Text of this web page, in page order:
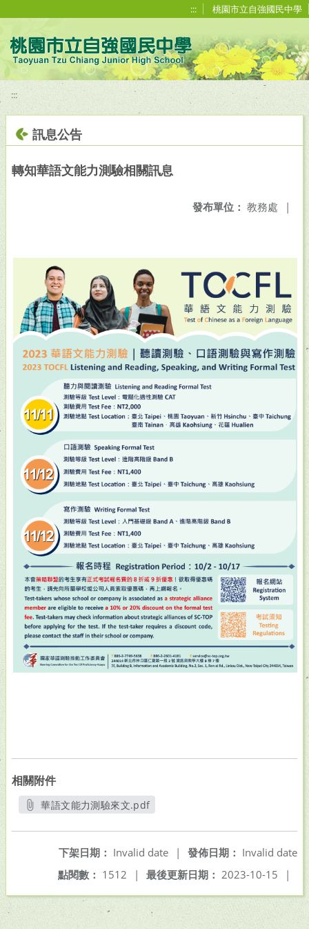
::: 桃園市立自強國民中學
:::
訊息公告
轉知華語文能力測驗相關訊息
發布單位： 教務處 |
相關附件
華語文能力測驗來文.pdf
發佈日期： Invalid date
下架日期： Invalid date
|
最後更新日期： 2023-10-15 |
點閱數： 1512 |